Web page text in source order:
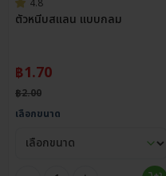
ตัวหนีบสแลน แบบกลม
฿1.70
฿2.00
เลือกขนาด